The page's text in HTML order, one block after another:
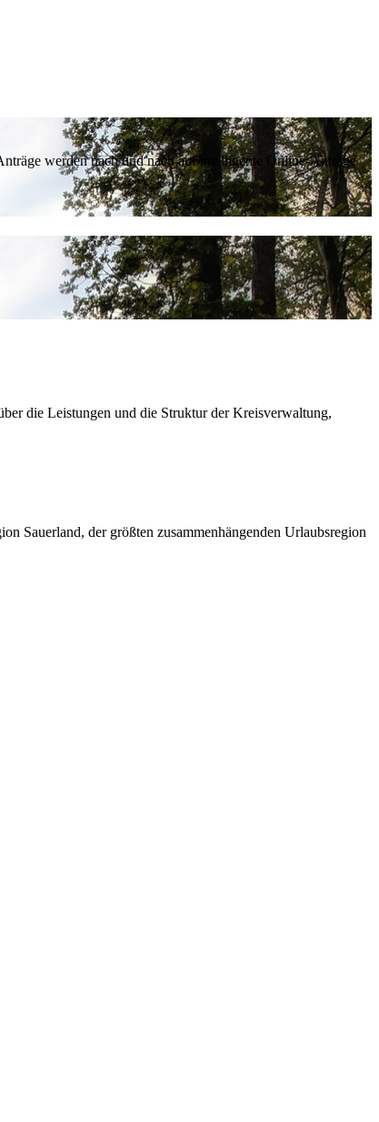
werden nach und nach auf intelligente Online-Anträge
die Leistungen und die Struktur der Kreisverwaltung,
Sauerland, der größten zusammenhängenden Urlaubsregion